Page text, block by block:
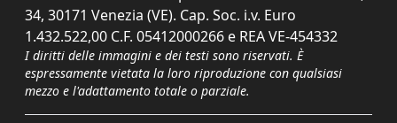
34, 30171 Venezia (VE). Cap. Soc. i.v. Euro
1.432.522,00 C.F. 05412000266 e REA VE-454332
I diritti delle immagini e dei testi sono riservati. È
espressamente vietata la loro riproduzione con qualsiasi
mezzo e l'adattamento totale o parziale.